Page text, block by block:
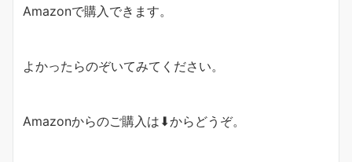
Amazonで購入できます。
よかったらのぞいてみてください。
Amazonからのご購入は⬇︎からどうぞ。